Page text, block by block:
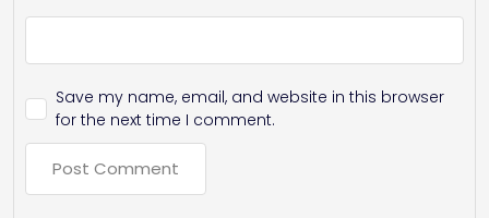
Save my name, email, and website in this browser
for the next time I comment.